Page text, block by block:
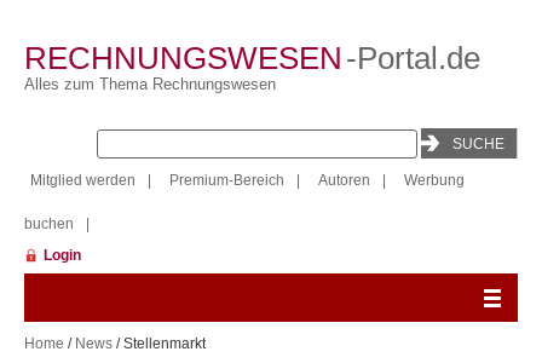
RECHNUNGSWESEN -Portal.de
Alles zum Thema Rechnungswesen
Mitglied werden Premium-Bereich Autoren Werbung
buchen
Login
Home / News / Stellenmarkt